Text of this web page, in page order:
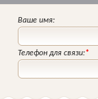
Ваше имя:
Телефон для связи:*